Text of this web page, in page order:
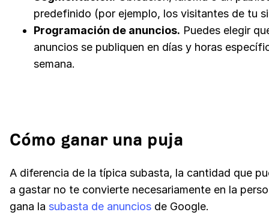
predefinido (por ejemplo, los visitantes de tu
Programación de anuncios. Puedes elegir
anuncios se publiquen en días y horas
semana.
Cómo ganar una puja
A diferencia de la típica subasta, la cantidad que
a gastar no te convierte necesariamente en la
gana la subasta de anuncios de Google.